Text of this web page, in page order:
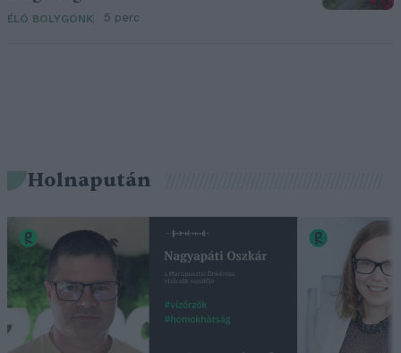
ÉLŐ BOLYGÓNK 5 perc
Holnapután